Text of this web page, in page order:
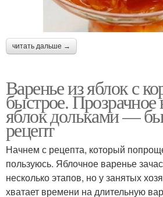
читать дальше →
Варенье из яблок с
быстрое. Прозрачное
яблок дольками —
рецепт
Начнем с рецепта, который
пользуюсь. Яблочное варенье
несколько этапов, но у занятых
хватает времени на длительную